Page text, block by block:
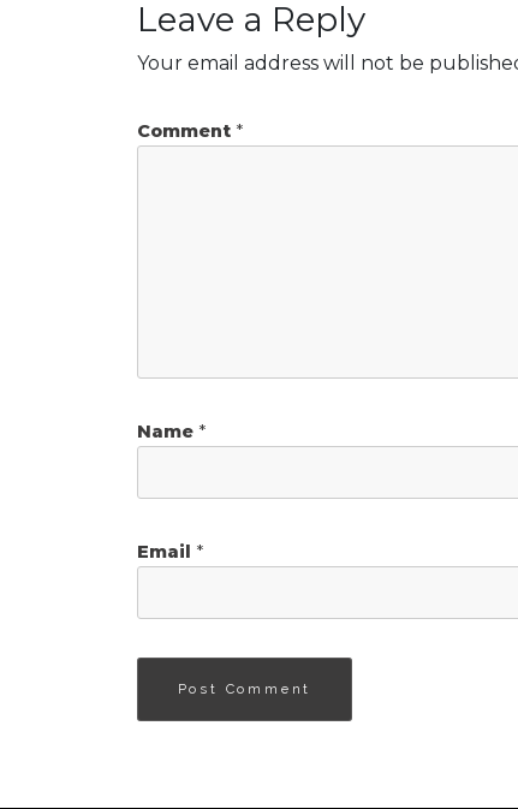
Leave a Reply
Your email address will not be
Comment *
Name *
Email *